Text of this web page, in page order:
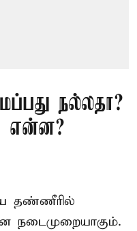
நல்லதா?
என்ன?
தண்ணீரில்
நடைமுறையாகும்.